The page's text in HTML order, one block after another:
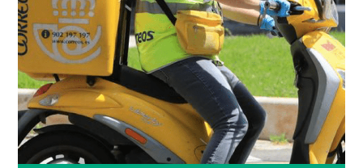
CORREOS
INFÓRMATE